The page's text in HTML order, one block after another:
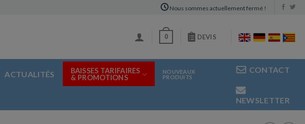
Nous sommes actuellement fermé !
0 DEVIS
ACTUALITÉS
BAISSES TARIFAIRES
& PROMOTIONS
NOUVEAUX
PRODUITS
CONTACT
NEWSLETTER